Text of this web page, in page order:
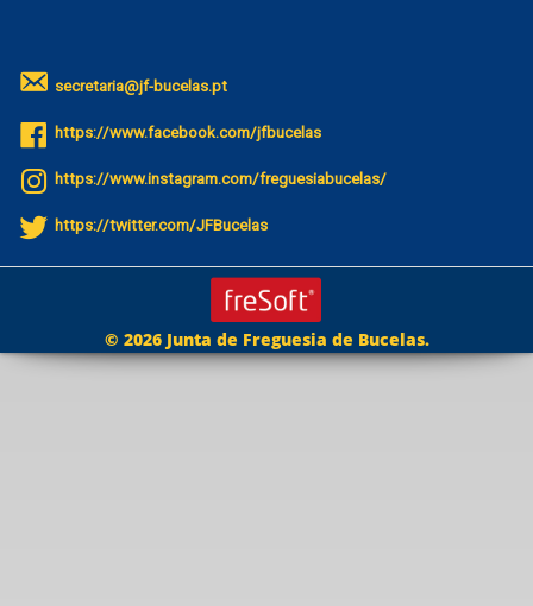
secretaria@jf-bucelas.pt
https://www.facebook.com/jfbucelas
https://www.instagram.com/freguesiabucelas/
https://twitter.com/JFBucelas
© 2026 Junta de Freguesia de Bucelas.